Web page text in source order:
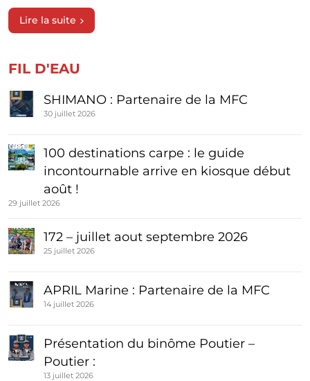
Lire la suite
FIL D'EAU
SHIMANO : Partenaire de la MFC
30 juillet 2026
100 destinations carpe : le guide
incontournable arrive en kiosque début
août !
29 juillet 2026
172 – juillet aout septembre 2026
25 juillet 2026
APRIL Marine : Partenaire de la MFC
14 juillet 2026
Présentation du binôme Poutier –
Poutier :
13 juillet 2026